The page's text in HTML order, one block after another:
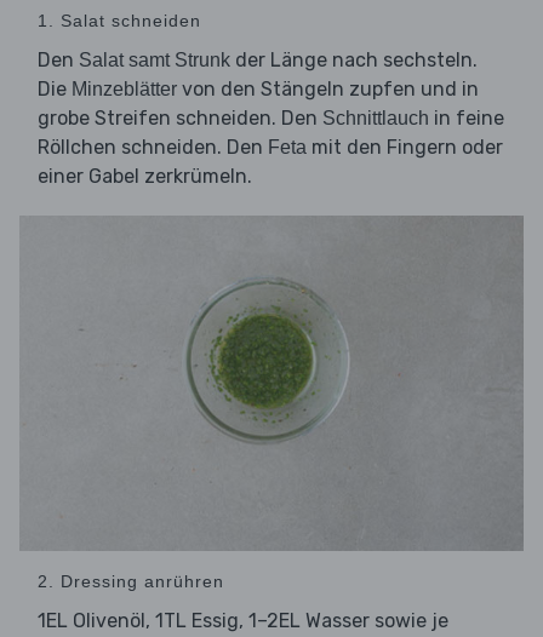
1. Salat schneiden
Den Salat samt Strunk der Länge nach sechsteln.
Die Minzeblätter von den Stängeln zupfen und in
grobe Streifen schneiden. Den Schnittlauch in feine
Röllchen schneiden. Den Feta mit den Fingern oder
einer Gabel zerkrümeln.
2. Dressing anrühren
1EL Olivenöl, 1TL Essig, 1–2EL Wasser sowie je